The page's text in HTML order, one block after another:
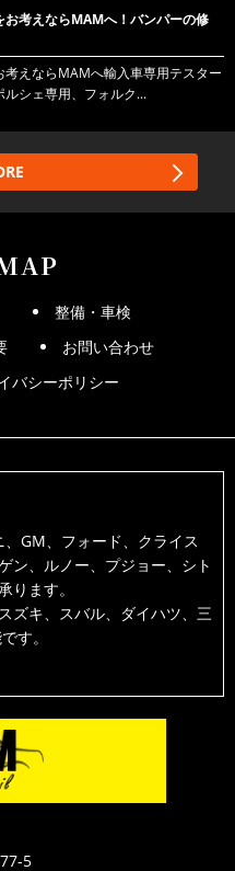
考えならMAMへ！バンパーの修
えならMAMへ輸入車専用テスター
シェ専用、フォルク...
整備・車検
お問い合わせ
バシーポリシー
5
GM、フォード、クライス
ン、ルノー、プジョー、シト
ます。
ズキ、スバル、ダイハツ、三
す。